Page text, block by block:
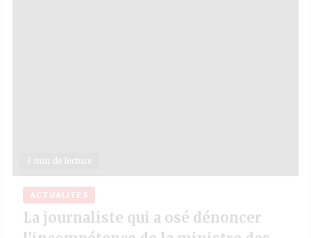
3 min de lecture
ACTUALITÉS
La journaliste qui a osé dénoncer